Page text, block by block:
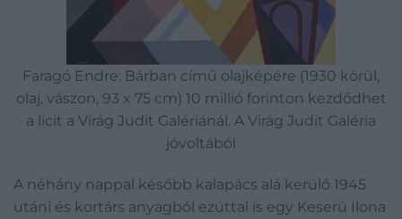
Faragó Endre: Bárban című olajképére (1930 körül,
olaj, vászon, 93 x 75 cm) 10 millió forinton kezdődhet
a licit a Virág Judit Galériánál. A Virág Judit Galéria
jóvoltából
A néhány nappal később kalapács alá kerülő 1945
utáni és kortárs anyagból ezúttal is egy Keserü Ilona